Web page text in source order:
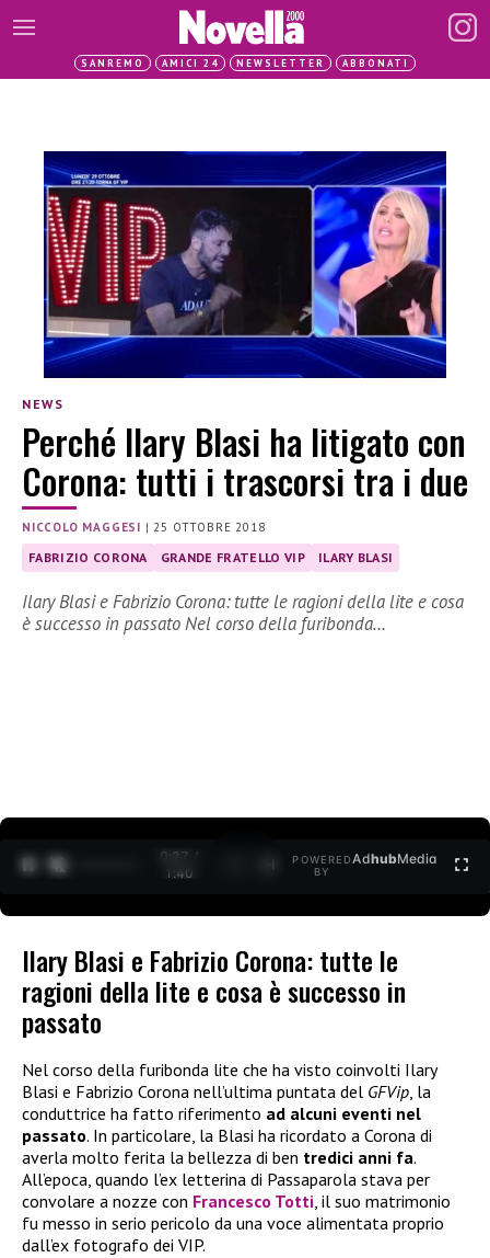
SANREMO AMICI 24 NEWSLETTER ABBONATI
NEWS
Perché Ilary Blasi ha litigato con
Corona: tutti i trascorsi tra i due
NICCOLO MAGGESI |25 OTTOBRE 2018
FABRIZIO CORONA GRANDE FRATELLO VIP ILARY BLASI
Ilary Blasi e Fabrizio Corona: tutte le ragioni della lite e cosa
è successo in passato Nel corso della furibonda…
0:27 /
1:40
POWERED
BY
AdhubMedia
Ilary Blasi e Fabrizio Corona: tutte le
ragioni della lite e cosa è successo in
passato
Nel corso della furibonda lite che ha visto coinvolti Ilary
Blasi e Fabrizio Corona nell’ultima puntata del GFVip, la
conduttrice ha fatto riferimento ad alcuni eventi nel
passato. In particolare, la Blasi ha ricordato a Corona di
averla molto ferita la bellezza di ben tredici anni fa.
All’epoca, quando l’ex letterina di Passaparola stava per
convolare a nozze con Francesco Totti, il suo matrimonio
fu messo in serio pericolo da una voce alimentata proprio
dall’ex fotografo dei VIP.